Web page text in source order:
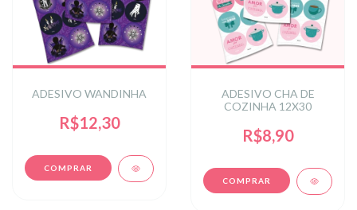
ADESIVO WANDINHA
R$12,30
ADESIVO CHA DE
COZINHA 12X30
R$8,90